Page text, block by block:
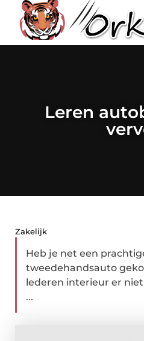
Leren
Zakelijk
Heb je net een
tweedehandsauto
lederen interieur er
...